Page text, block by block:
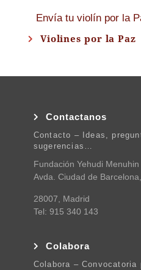
Envía tu violín por la
Violines por la Paz
Contactanos
Contacto – Ideas,
sugerencias…
Fundación Yehudi
Avda. Ciudad de
28007, Madrid
Tel: 915 340 143
Colabora
Colabora –